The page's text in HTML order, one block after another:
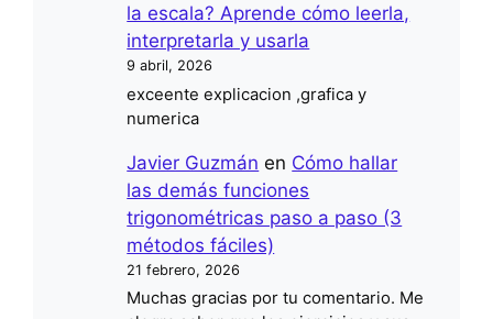
la escala? Aprende cómo leerla,
interpretarla y usarla
9 abril, 2026
exceente explicacion ,grafica y
numerica
Javier Guzmán en Cómo hallar
las demás funciones
trigonométricas paso a paso (3
métodos fáciles)
21 febrero, 2026
Muchas gracias por tu comentario. Me